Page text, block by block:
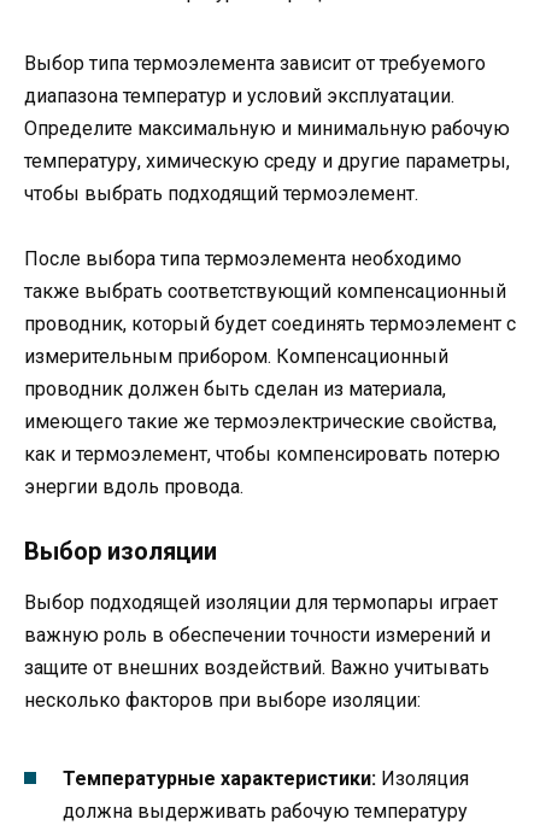
Выбор типа термоэлемента зависит от требуемого
диапазона температур и условий эксплуатации.
Определите максимальную и минимальную рабочую
температуру, химическую среду и другие параметры,
чтобы выбрать подходящий термоэлемент.
После выбора типа термоэлемента необходимо
также выбрать соответствующий компенсационный
проводник, который будет соединять термоэлемент с
измерительным прибором. Компенсационный
проводник должен быть сделан из материала,
имеющего такие же термоэлектрические свойства,
как и термоэлемент, чтобы компенсировать потерю
энергии вдоль провода.
Выбор изоляции
Выбор подходящей изоляции для термопары играет
важную роль в обеспечении точности измерений и
защите от внешних воздействий. Важно учитывать
несколько факторов при выборе изоляции:
Температурные характеристики: Изоляция
должна выдерживать рабочую температуру